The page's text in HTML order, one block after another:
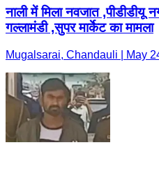
नाली में मिला नवजात
गल्लामंडी ,सुपर मार्केट का मामला
Mugalsarai, Chandauli | May